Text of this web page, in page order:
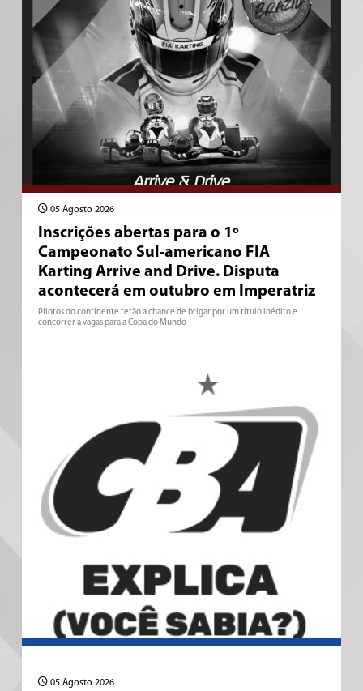
05 Agosto 2026
Inscrições abertas para o 1º
Campeonato Sul-americano FIA
Karting Arrive and Drive. Disputa
acontecerá em outubro em Imperatriz
Pilotos do continente terão a chance de brigar por um título inédito e
concorrer a vagas para a Copa do Mundo
05 Agosto 2026